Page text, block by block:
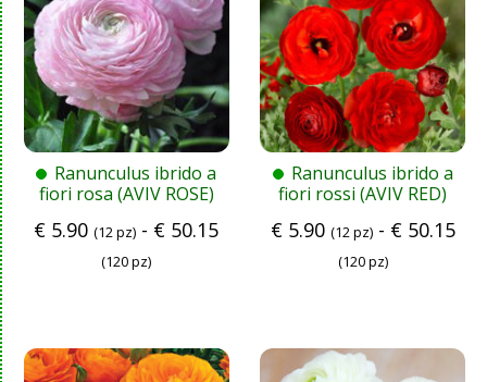
Ranunculus ibrido a
fiori rosa (AVIV ROSE)
€ 5.90 (12 pz) - € 50.15
(120 pz)
Ranunculus ibrido a
fiori rossi (AVIV RED)
€5.90 (12 pz)- €50.15
(120 pz)